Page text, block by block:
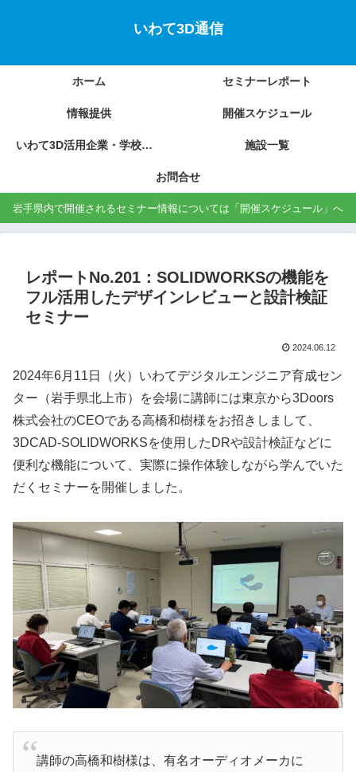
いわて3D通信
ホーム セミナーレポート
情報提供 開催スケジュール
いわて3D活用企業・学校の紹介 施設一覧
お問合せ
岩手県内で開催されるセミナー情報については「開催スケジュール」へ
レポートNo.201：SOLIDWORKSの機能を
フル活用したデザインレビューと設計検証
セミナー
2024.06.12
2024年6月11日（火）いわてデジタルエンジニア育成セン
ター（岩手県北上市）を会場に講師には東京から3Doors
株式会社のCEOである高橋和樹様をお招きしまして、
3DCAD-SOLIDWORKSを使用したDRや設計検証などに
便利な機能について、実際に操作体験しながら学んでいた
だくセミナーを開催しました。
講師の高橋和樹様は、有名オーディオメーカに